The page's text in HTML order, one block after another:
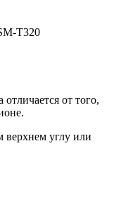
T320
от того,
верхнем углу или